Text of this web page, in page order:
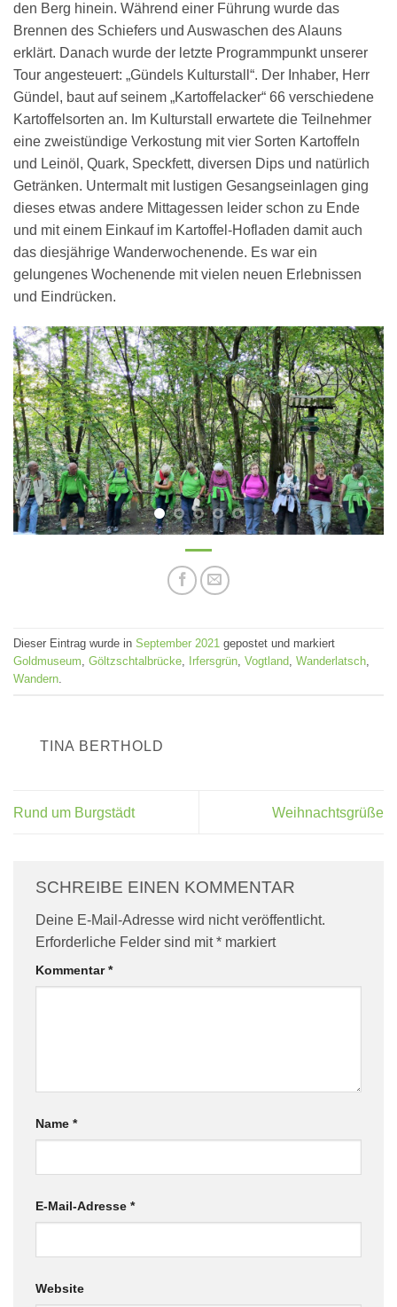
den Berg hinein. Während einer Führung wurde das
Brennen des Schiefers und Auswaschen des Alauns
erklärt. Danach wurde der letzte Programmpunkt unserer
Tour angesteuert: „Gündels Kulturstall“. Der Inhaber, Herr
Gündel, baut auf seinem „Kartoffelacker“ 66 verschiedene
Kartoffelsorten an. Im Kulturstall erwartete die Teilnehmer
eine zweistündige Verkostung mit vier Sorten Kartoffeln
und Leinöl, Quark, Speckfett, diversen Dips und natürlich
Getränken. Untermalt mit lustigen Gesangseinlagen ging
dieses etwas andere Mittagessen leider schon zu Ende
und mit einem Einkauf im Kartoffel-Hofladen damit auch
das diesjährige Wanderwochenende. Es war ein
gelungenes Wochenende mit vielen neuen Erlebnissen
und Eindrücken.
Dieser Eintrag wurde in September 2021 gepostet und markiert
Goldmuseum Göltzschtalbrücke Irfersgrün Vogtland Wanderlatsch
Wandern
TINA BERTHOLD
Rund um Burgstädt Weihnachtsgrüße
SCHREIBE EINEN KOMMENTAR
Deine E-Mail-Adresse wird nicht veröffentlicht.
Erforderliche Felder sind mit* markiert
Kommentar*
Name *
E-Mail-Adresse *
Website